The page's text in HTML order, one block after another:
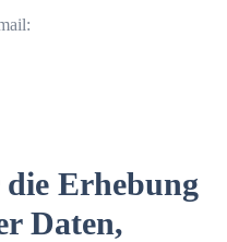
Erhebung
Daten,